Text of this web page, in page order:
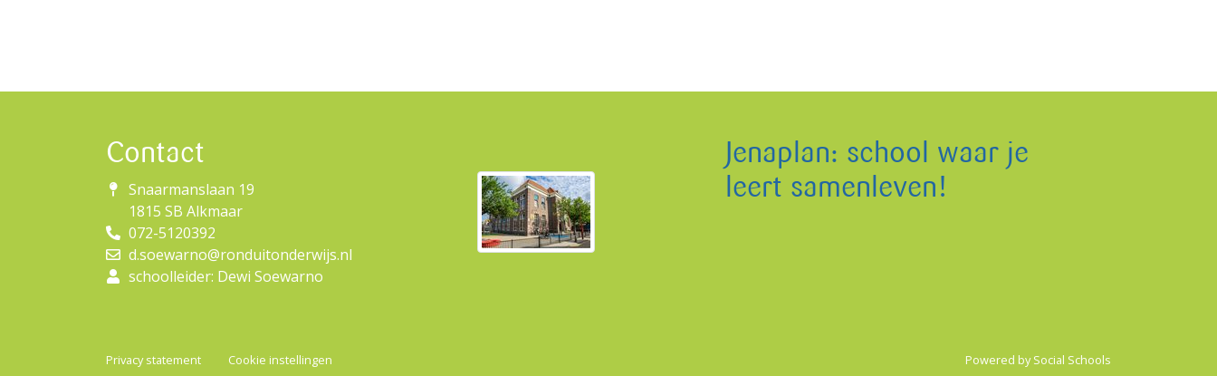
Contact
Snaarmanslaan 19
1815 SB Alkmaar
072-5120392
d.soewarno@ronduitonderwijs.nl
schoolleider: Dewi Soewarno
Jenaplan: school waar je
leert samenleven!
Privacy statement Cookie instellingen Powered bySocial Schools